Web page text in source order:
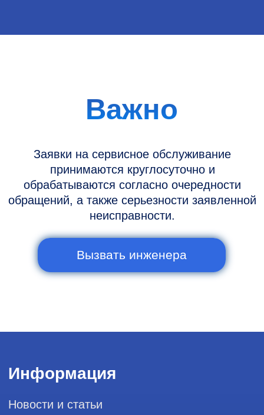
Контакты
Мы в социальных сетях
Опции УЗИ
Горячая линия: +7 (977) 894-32-58
Сервис работает ежедневно с 9:00 до
20:00, без выходных
и праздничных дней
111033, город Москва, Вн. Тер.
Муниципальный округ Лефортово, ул.